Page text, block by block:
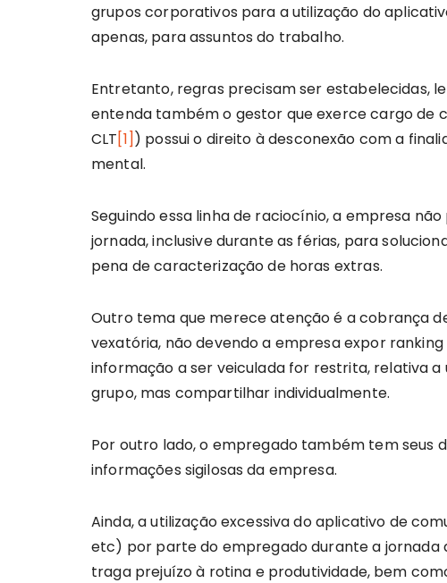
grupos corporativos para a utilização do
apenas, para assuntos do trabalho.
Entretanto, regras precisam ser estabelecidas,
entenda também o gestor que exerce cargo de
CLT[1] ) possui o direito à desconexão com a
mental.
Seguindo essa linha de raciocínio, a empresa
jornada, inclusive durante as férias, para
pena de caracterização de horas extras.
Outro tema que merece atenção é a cobrança
vexatória, não devendo a empresa expor
informação a ser veiculada for restrita, relativa
grupo, mas compartilhar individualmente.
Por outro lado, o empregado também tem seus
informações sigilosas da empresa.
Ainda, a utilização excessiva do aplicativo de
etc) por parte do empregado durante a jornada
traga prejuízo à rotina e produtividade, bem